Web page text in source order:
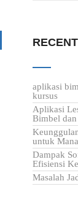
aplikasi
kursus
Aplikasi
Bimbel
untuk
Dampak
Efisiensi
Masalah